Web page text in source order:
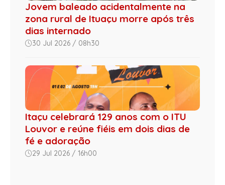
Jovem baleado acidentalmente na
zona rural de Ituaçu morre após três
dias internado
30 Jul 2026 / 08h30
Itaçu celebrará 129 anos com o ITU
Louvor e reúne fiéis em dois dias de
fé e adoração
29 Jul 2026 / 16h00